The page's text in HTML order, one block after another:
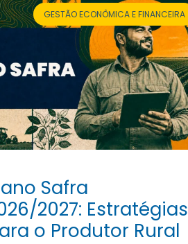
GESTÃO ECONÔMICA E FINANCEIRA
Safra
2027: Estratégias
o Produtor Rural